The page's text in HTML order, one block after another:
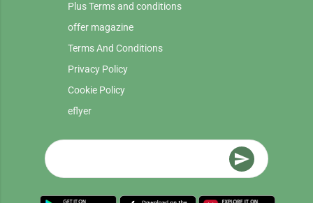
Plus Terms and conditions
offer magazine
Terms And Conditions
Privacy Policy
Cookie Policy
eflyer
send